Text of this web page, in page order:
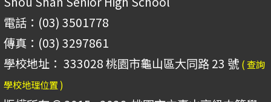
電話：(03) 3501778
傳真：(03) 3297861
學校地址： 333028 桃園市龜山區大同路 23 號 ( 查詢
學校地理位置 )